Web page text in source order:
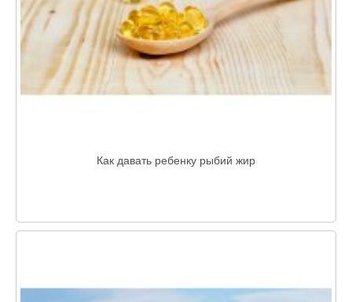
Как давать ребенку рыбий жир